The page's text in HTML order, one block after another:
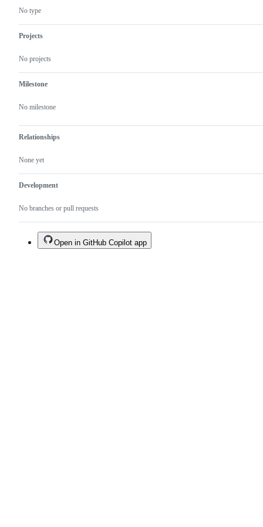
No type
Projects
No projects
Milestone
No milestone
Relationships
None yet
Development
No branches or pull requests
Open in GitHub Copilot app